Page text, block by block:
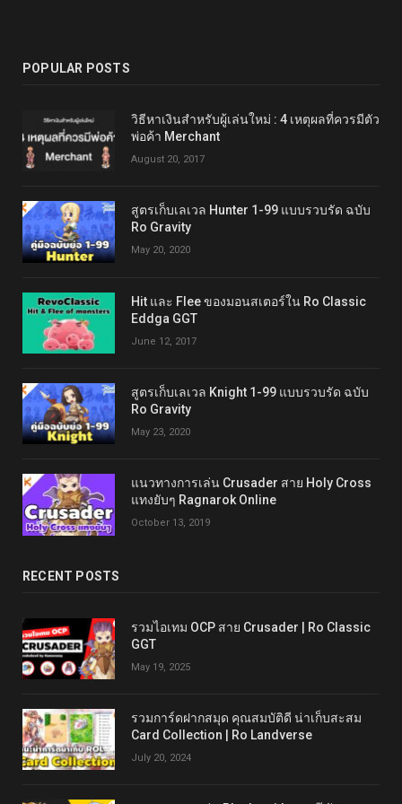
POPULAR POSTS
วิธีหาเงินสำหรับผู้เล่นใหม่ : 4 เหตุผลที่ควรมีตัว
พ่อค้า Merchant
August 20, 2017
สูตรเก็บเลเวล Hunter 1-99 แบบรวบรัด ฉบับ
Ro Gravity
May 20, 2020
Hit และ Flee ของมอนสเตอร์ใน Ro Classic
Eddga GGT
June 12, 2017
สูตรเก็บเลเวล Knight 1-99 แบบรวบรัด ฉบับ
Ro Gravity
May 23, 2020
แนวทางการเล่น Crusader สาย Holy Cross
แทงยับๆ Ragnarok Online
October 13, 2019
RECENT POSTS
รวมไอเทม OCP สาย Crusader | Ro Classic
GGT
May 19, 2025
รวมการ์ดฝากสมุด คุณสมบัติดี น่าเก็บสะสม
Card Collection | Ro Landverse
July 20, 2024